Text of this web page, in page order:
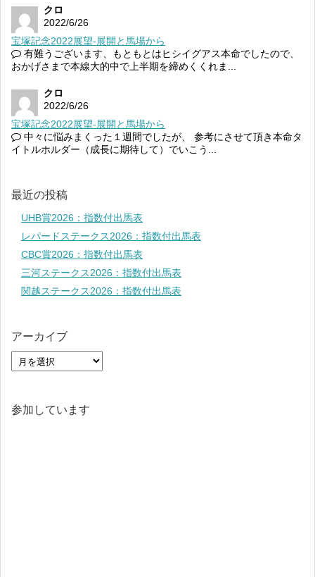
クロ
2022/6/26
宝塚記念2022展望-展開と馬場から
有難うございます、もともとはヒシイグアス本命でしたので、
おかげさまで本線大的中で上半期を締めくくれま...
クロ
2022/6/26
宝塚記念2022展望-展開と馬場から
中々に悩みまくった１週間でしたが、 参考にさせて頂き本命タ
イトルホルダー（成長に期待して）でいこう...
最近の投稿
UHB賞2026：指数付出馬表
レパードステークス2026：指数付出馬表
CBC賞2026：指数付出馬表
三河ステークス2026：指数付出馬表
関越ステークス2026：指数付出馬表
アーカイブ
参加しています